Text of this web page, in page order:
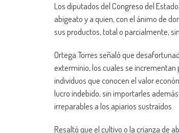
Los diputados del Congreso del
abigeato y a quien, con el ánimo de
sus productos, total o parcialmente,
Ortega Torres señaló que
exterminio, los cuales se incrementan
individuos que conocen el valor
lucro indebido, sin importarles
irreparables a los apiarios sustraídos.
Resaltó que el cultivo o la crianza de